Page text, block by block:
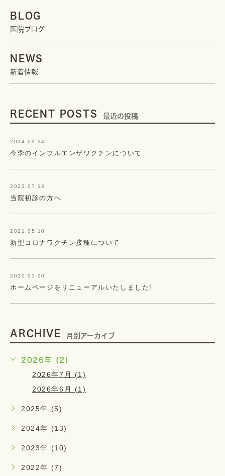
BLOG
医院ブログ
NEWS
新着情報
RECENT POSTS 最近の投稿
2024.09.24
今季のインフルエンザワクチンについて
2023.07.12
当院初診の方へ
2021.05.10
新型コロナワクチン接種について
2020.01.20
ホームページをリニューアルいたしました!
ARCHIVE 月別アーカイブ
2026年 (2)
2026年7月 (1)
2026年6月 (1)
2025年 (5)
2024年 (13)
2023年 (10)
2022年 (7)